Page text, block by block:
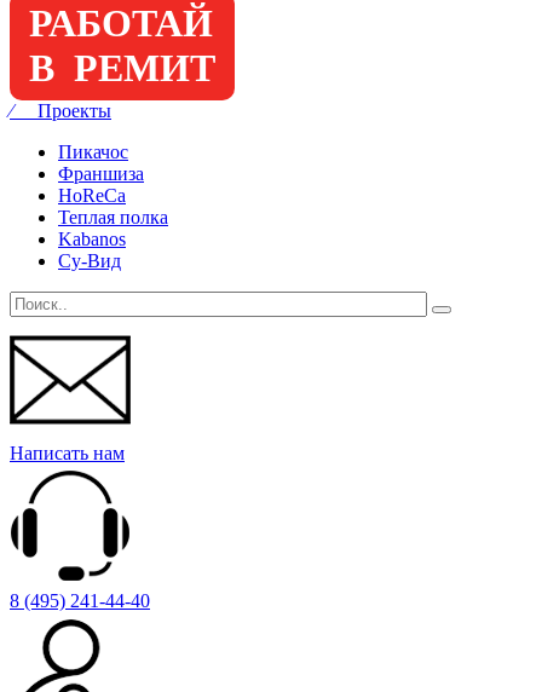
РАБОТАЙ
В РЕМИТ
⁄ Проекты
Пикачос
Франшиза
HoReCa
Теплая полка
Kabanos
Су-Вид
Написать нам
8 (495) 241-44-40